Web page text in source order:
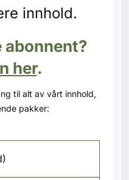
innhold.
abonnent?
her.
til alt av vårt innhold,
pakker: